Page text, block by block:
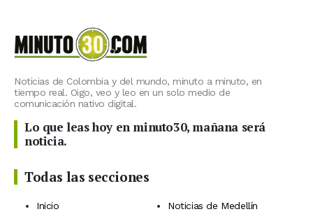
Noticias de Colombia y del mundo, minuto a minuto, en
tiempo real. Oigo, veo y leo en un solo medio de
comunicación nativo digital.
Lo que leas hoy en minuto30, mañana será
noticia.
Todas las secciones
Inicio
Noticias de Medellín